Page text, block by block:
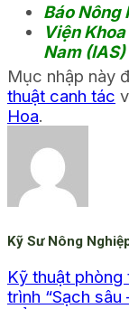
Báo Nông
Viện
Nam (IAS)
Mục nhập này
thuật canh tác
Hoa.
Kỹ Sư Nông
Kỹ thuật
trình “Sạch sâu